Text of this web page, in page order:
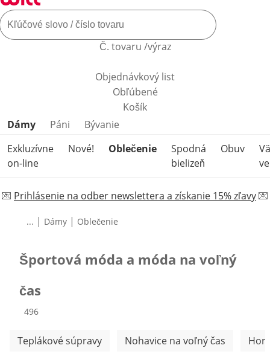
Č. tovaru /výraz
Objednávkový list
Obľúbené
Košík
Preskočiť kategórie produktov
Dámy Páni
Bývanie
Exkluzívne
on-line
Nové! Oblečenie
Spodná
bielizeň
Obuv
💌 Prihlásenie na odber newslettera a získanie 15% zľavy💌
... | Dámy | Oblečenie
Športová móda a móda na voľný
čas
produktov
496
Preskočiť ďalšie kategórie
Teplákové súpravy Nohavice na voľný čas